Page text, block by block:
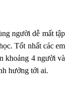
người dễ mất tập
Tốt nhất các em
khoảng 4 người và
hưởng tới ai.